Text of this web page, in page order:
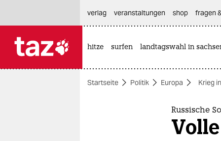
themen
verlag
veranstaltungen shop fragen
hitze surfen landtagswahl in
Startseite Politik Europa Krieg
Russische